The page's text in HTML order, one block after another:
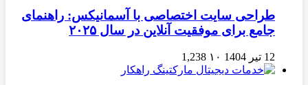
طراحی سایت اختصاصی با آسمانیکس: راهنمای
جامع برای موفقیت آنلاین در سال ۲۰۲۵
12 تیر 1404 ۱۰ 1,238